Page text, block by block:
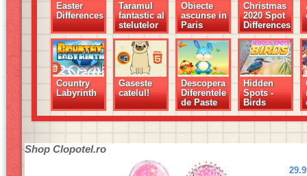
Easter
Differences
Taramul
fantastic al
stelutelor
Obiecte
ascunse in
Paris
Christmas
2020 Spot
Differences
Country
Labyrinth
Gaseste
catelul!
Descopera
Diferentele
de Paste
Hidden
Spots -
Birds
Shop Clopotel.ro